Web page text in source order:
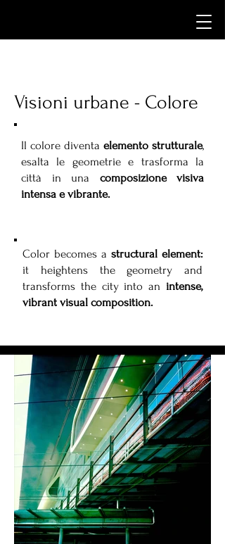
Visioni urbane - Colore
Il colore diventa elemento strutturale,
esalta le geometrie e trasforma la
città in una composizione visiva
intensa e vibrante.
Color becomes a structural element:
it heightens the geometry and
transforms the city into an intense,
vibrant visual composition.